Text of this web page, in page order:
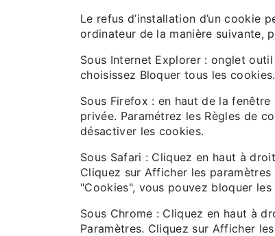
Le refus d’installation d’un cookie
ordinateur de la manière suivante,
Sous Internet Explorer : onglet
choisissez Bloquer tous les
Sous Firefox : en haut de la
privée. Paramétrez les Règles de
désactiver les cookies.
Sous Safari : Cliquez en haut à
Cliquez sur Afficher les
"Cookies", vous pouvez bloquer les
Sous Chrome : Cliquez en haut à
Paramètres. Cliquez sur Afficher